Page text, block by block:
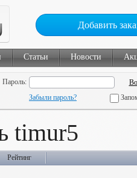
Добавить
Статьи Новости
Пароль:
Забыли пароль?
timur5
Рейтинг